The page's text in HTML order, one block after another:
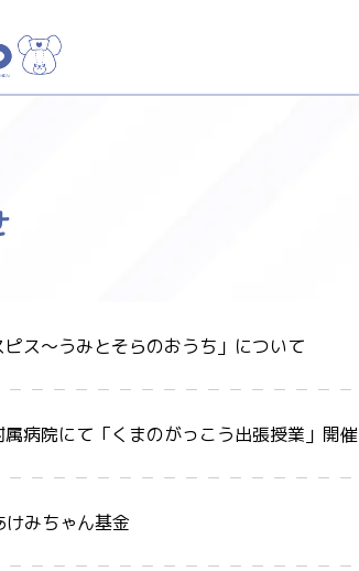
ピス～うみとそらのおうち」について
病院にて「くまのがっこう出張授業」開催
みちゃん基金